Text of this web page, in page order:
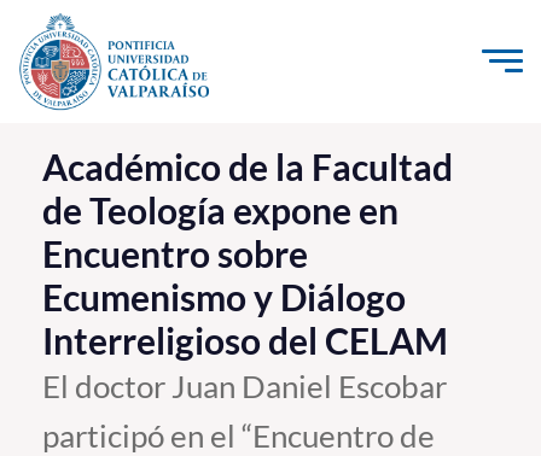
Click acá para ir directamente al contenido
La Universidad
Investigación, Creación e Innovación
PUCV Internacional
Vinculación con el Medio
Admisión
Pregrado
Académico de la Facultad
de Teología expone en
Encuentro sobre
Ecumenismo y Diálogo
Interreligioso del CELAM
El doctor Juan Daniel Escobar
participó en el “Encuentro de